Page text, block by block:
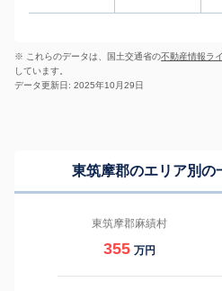
※ これらのデータは、国土交通省の不動産情報ラ
しています。
データ更新日: 2025年10月29日
東筑摩郡のエリア別の
東筑摩郡麻績村
355 万円